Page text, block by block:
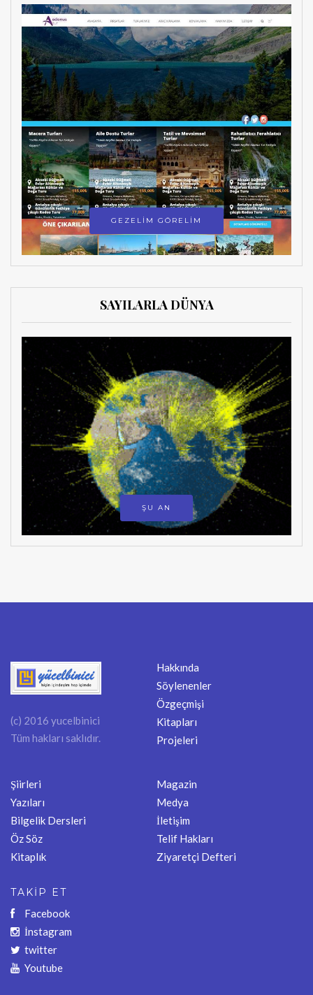
GEZELİM GÖRELİM
SAYILARLA DÜNYA
ŞU AN
(c) 2016 yucelbinici
Tüm hakları saklıdır.
Hakkında
Söylenenler
Özgeçmişi
Kitapları
Projeleri
Şiirleri
Yazıları
Bilgelik Dersleri
Öz Söz
Kitaplık
Magazin
Medya
İletişim
Telif Hakları
Ziyaretçi Defteri
TAKİP ET
Facebook
İnstagram
twitter
Youtube